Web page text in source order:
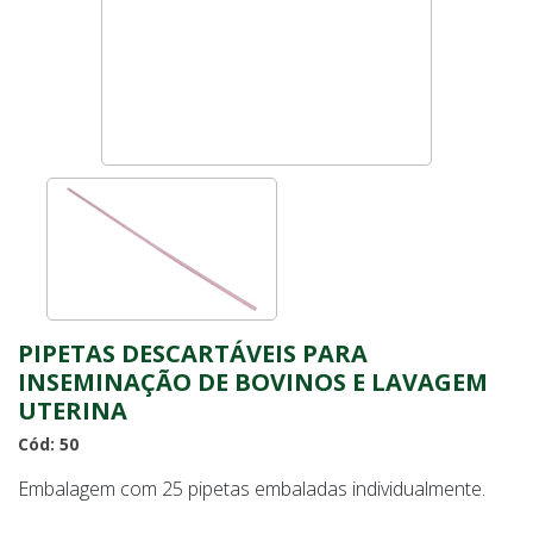
PIPETAS DESCARTÁVEIS PARA
INSEMINAÇÃO DE BOVINOS E LAVAGEM
UTERINA
Cód: 50
Embalagem com 25 pipetas embaladas individualmente.